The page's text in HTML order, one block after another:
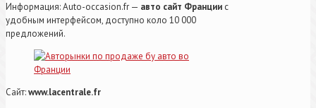
Информация: Аuto-occasion.fr — авто сайт Франции с
удобным интерфейсом, доступно коло 10 000
предложений.
Сайт:www.lacentrale.fr